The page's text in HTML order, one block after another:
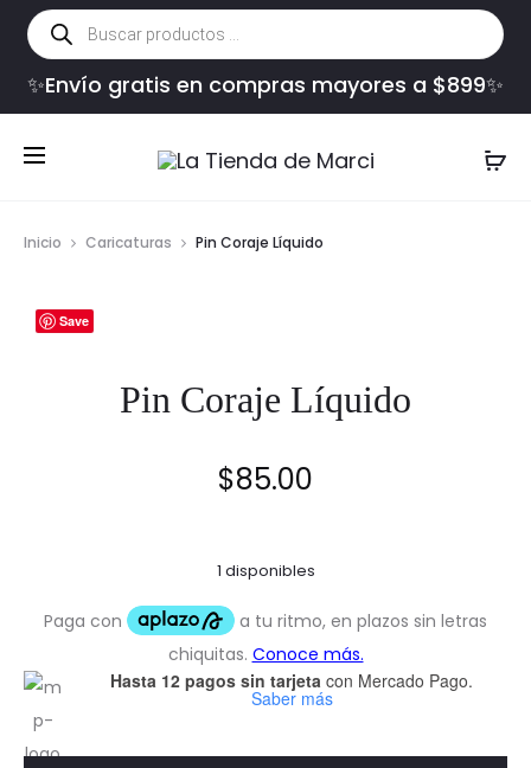
Búsqueda
de
productos
✨Envío gratis en compras mayores a $899✨
Inicio Caricaturas Pin Coraje Líquido
Save
Pin Coraje Líquido
$85.00
1 disponibles
Hasta 12 pagos sin tarjeta con Mercado Pago.
Saber más